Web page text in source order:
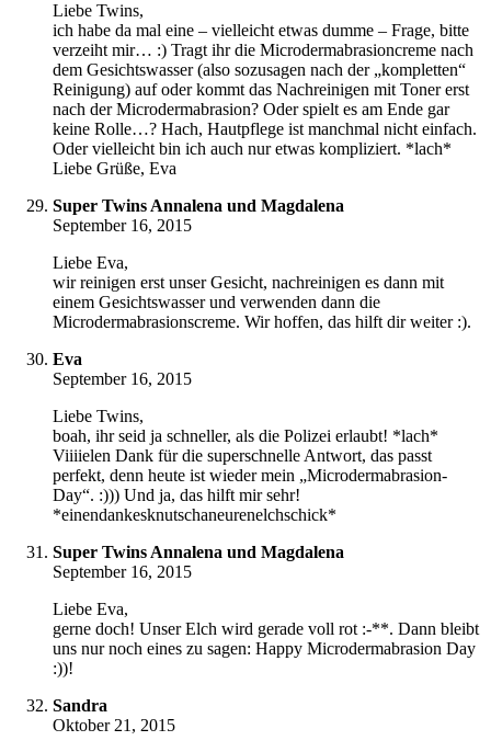
Liebe Twins,
ich habe da mal eine – vielleicht etwas dumme – Frage, bitte
verzeiht mir… :) Tragt ihr die Microdermabrasioncreme nach
dem Gesichtswasser (also sozusagen nach der „kompletten“
Reinigung) auf oder kommt das Nachreinigen mit Toner erst
nach der Microdermabrasion? Oder spielt es am Ende gar
keine Rolle…? Hach, Hautpflege ist manchmal nicht einfach.
Oder vielleicht bin ich auch nur etwas kompliziert. *lach*
Liebe Grüße, Eva
Super Twins Annalena und Magdalena
September 16, 2015
Liebe Eva,
wir reinigen erst unser Gesicht, nachreinigen es dann mit
einem Gesichtswasser und verwenden dann die
Microdermabrasionscreme. Wir hoffen, das hilft dir weiter :).
Eva
September 16, 2015
Liebe Twins,
boah, ihr seid ja schneller, als die Polizei erlaubt! *lach*
Viiiielen Dank für die superschnelle Antwort, das passt
perfekt, denn heute ist wieder mein „Microdermabrasion-
Day“. :))) Und ja, das hilft mir sehr!
*einendankesknutschaneurenelchschick*
Super Twins Annalena und Magdalena
September 16, 2015
Liebe Eva,
gerne doch! Unser Elch wird gerade voll rot :-**. Dann bleibt
uns nur noch eines zu sagen: Happy Microdermabrasion Day
:))!
Sandra
Oktober 21, 2015